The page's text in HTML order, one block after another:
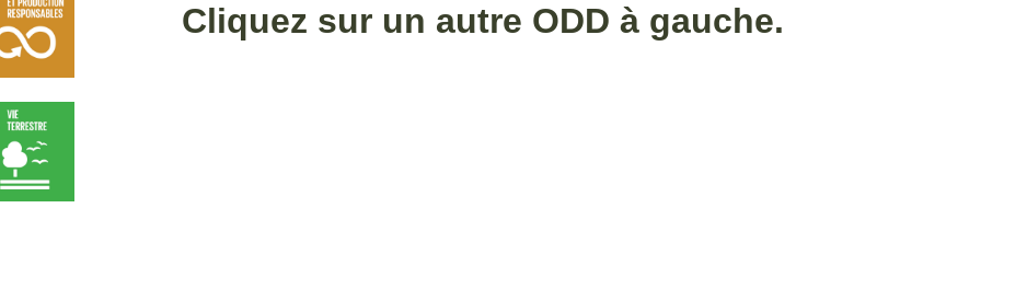
Cliquez sur un autre ODD à gauche.